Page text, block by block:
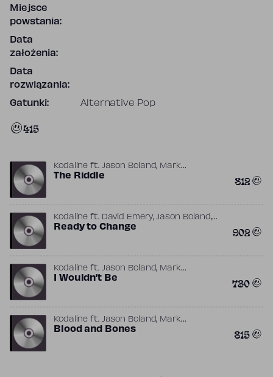
Miejsce
powstania:
Data
założenia:
Data
rozwiązania:
Gatunki: Alternative Pop
415
Kodaline ft. Jason Boland, Mark
Prendergast
The Riddle 812
Kodaline ft. David Emery,Jason Boland,
Mark Prendergast,Stephen Harris
Ready to Change 902
Kodaline ft. Jason Boland, Mark
Prendergast ,Stephen Harris
I Wouldn’t Be 730
Kodaline ft. Jason Boland, Mark
Prendergast
,Stephen Harris
Blood and Bones 815